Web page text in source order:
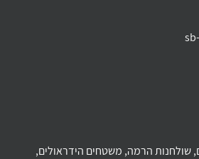
שולחנות הרמה, משטחים הידראולים,